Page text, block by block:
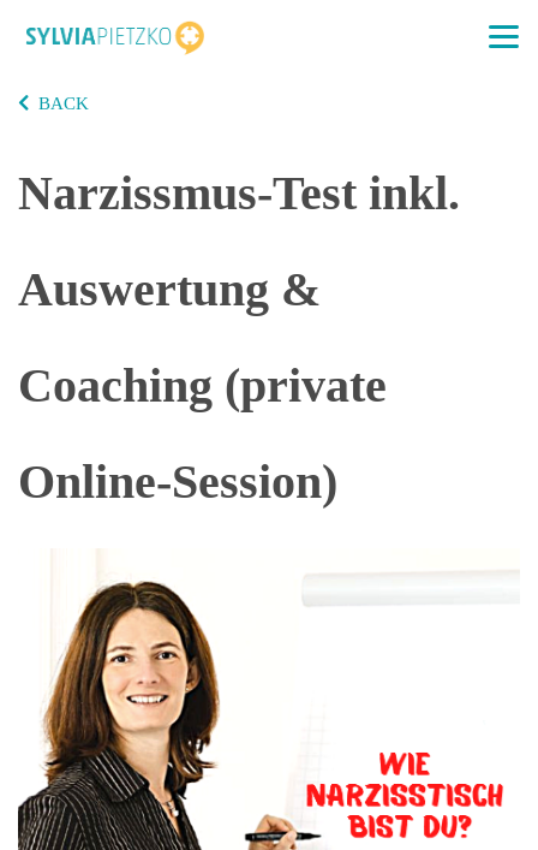
BACK
Narzissmus-Test inkl.
Auswertung &
Coaching (private
Online-Session)